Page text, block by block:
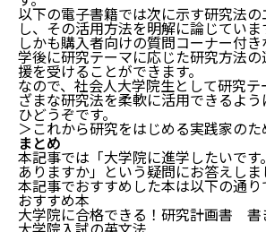
以下の電子書籍では次に示す研究法
し、その活用方法を明解に論じていま
しかも購入者向けの質問コーナー付
学後に研究テーマに応じた研究方法
援を受けることができます。
なので、社会人大学院生として研究
ざまな研究法を柔軟に活用できるよ
ひどうぞです。
＞これから研究をはじめる実践家のた
まとめ
本記事では「大学院に進学したいです
ありますか」という疑問にお答えしま
本記事でおすすめした本は以下の通り
おすすめ本
大学院に合格できる！研究計画書 書